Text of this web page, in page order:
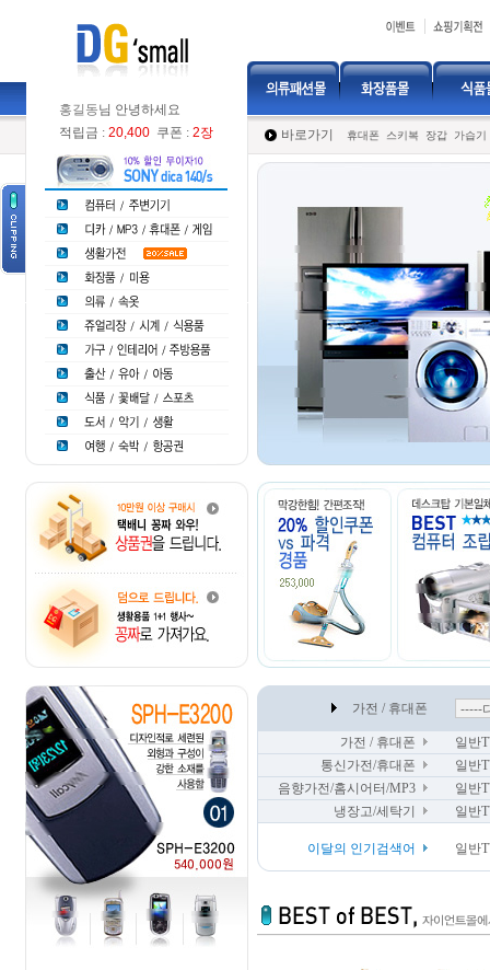
홍길동님 안녕하세요
적립금 : 20,400 쿠폰 : 2장 바로가기 휴대폰 스키복 장갑 가습기
가전 / 휴대폰
가전 / 휴대폰
일반
통신가전/휴대폰
일반
음향가전/홈시어터/MP3
일반
냉장고/세탁기
일반
이달의 인기검색어 일반